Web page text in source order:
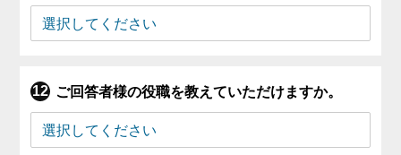
ご回答者様の役職を教えていただけますか。